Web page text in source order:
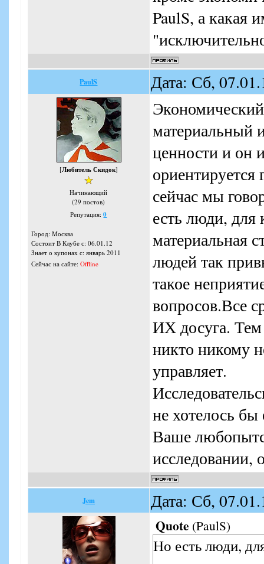
PaulS, а какая
PaulS Дата: Сб,
[Любитель Скидок]
Начинающий
(29 постов)
Репутация:0
Город: Москва
Состоит В Клубе с: 06.01.12
Знает о купонах с: январь 2011
Сейчас на сайте: Offline
материальный
ценности и он
сейчас мы
есть люди, для
материальная
людей так
такое
вопросов.Все
ИХ досуга. Тем
никто никому
управляет.
не хотелось
Ваше
исследовании,
Jem Дата: Сб,
Quote (PaulS)
Но есть люди,